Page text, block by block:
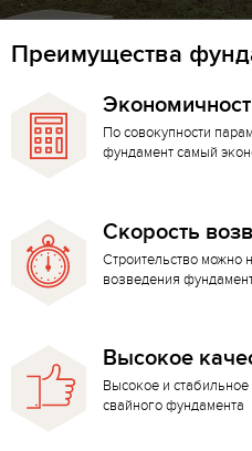
Преимущества
По совокупности
фундамент самый
Скорость
Строительство можно
возведения
Высокое
Высокое и стабильное
свайного фундамента